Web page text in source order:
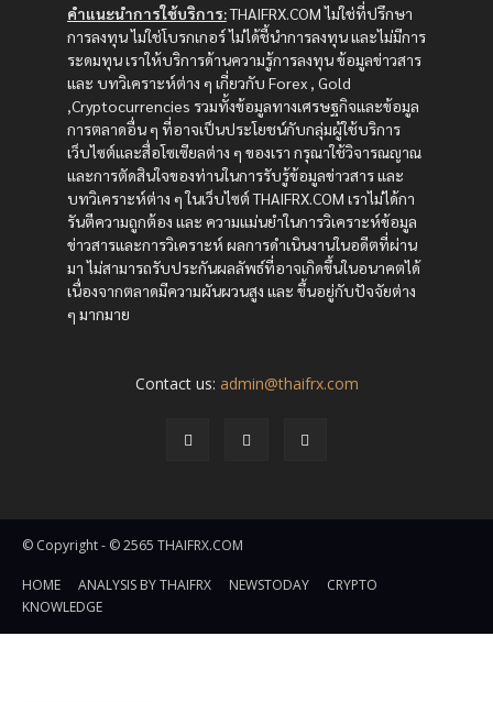
คำแนะนำการใช้บริการ:THAIFRX.COM ไม่ใช่ที่ปรึกษา
การลงทุน ไม่ใช่โบรกเกอร์ ไม่ได้ชี้นำการลงทุน และไม่มีการ
ระดมทุน เราให้บริการด้านความรู้การลงทุน ข้อมูลข่าวสาร
และ บทวิเคราะห์ต่าง ๆ เกี่ยวกับ Forex , Gold
,Cryptocurrencies รวมทั้งข้อมูลทางเศรษฐกิจและข้อมูล
การตลาดอื่น ๆ ที่อาจเป็นประโยชน์กับกลุ่มผู้ใช้บริการ
เว็บไซต์และสื่อโซเซียลต่าง ๆ ของเรา กรุณาใช้วิจารณญาณ
และการตัดสินใจของท่านในการรับรู้ข้อมูลข่าวสาร และ
บทวิเคราะห์ต่าง ๆ ในเว็บไซต์ THAIFRX.COM เราไม่ได้กา
รันตีความถูกต้อง และ ความแม่นยำในการวิเคราะห์ข้อมูล
ข่าวสารและการวิเคราะห์ ผลการดำเนินงานในอดีตที่ผ่าน
มา ไม่สามารถรับประกันผลลัพธ์ที่อาจเกิดขึ้นในอนาคตได้
เนื่องจากตลาดมีความผันผวนสูง และ ขึ้นอยู่กับปัจจัยต่าง
ๆ มากมาย
Contact us: admin@thaifrx.com
© Copyright - © 2565 THAIFRX.COM
HOME ANALYSIS BY THAIFRX NEWSTODAY
CRYPTO
KNOWLEDGE